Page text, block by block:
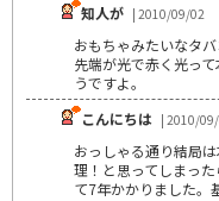
知人が | 2010/09/02
おもちゃみたいなタ
先端が光で赤く光っ
うですよ。
こんにちは | 2010/
おっしゃる通り結局
理！と思ってしまっ
て7年かかりました。